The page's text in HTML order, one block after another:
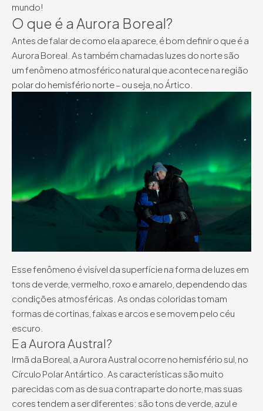
mundo!
O que é a Aurora Boreal?
Antes de falar de como ela aparece, é bom definir o que é a
Aurora Boreal. As também chamadas luzes do norte são
um fenômeno atmosférico natural que acontece na região
polar do hemisfério norte – ou seja, no Ártico.
Esse fenômeno é visível da superfície na forma de luzes em
tons de verde, vermelho, roxo e amarelo, dependendo das
condições atmosféricas. As ondas coloridas tomam
formas de cortinas, faixas e arcos e se movem pelo céu
escuro.
E a Aurora Austral?
Irmã da Boreal, a Aurora Austral ocorre no hemisfério sul, no
Círculo Polar Antártico. As características são muito
parecidas com as de sua contraparte do norte, mas suas
cores tendem a ser diferentes: são tons de verde, azul e